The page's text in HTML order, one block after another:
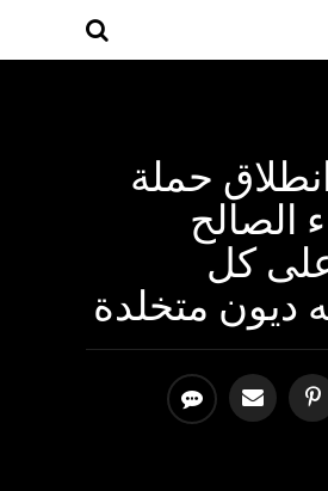
حملة
الصالح
كل
ديون متخلدة